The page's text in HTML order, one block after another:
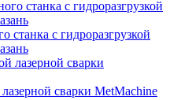
станка c гидроразгрузкой
сварки MetMachine